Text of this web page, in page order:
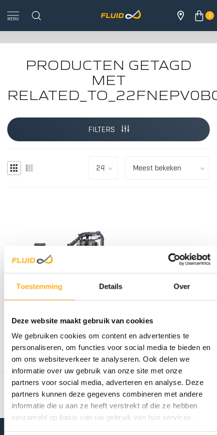
Toestemming Details Over
Deze website maakt gebruik van cookies
We gebruiken cookies om content en advertenties te
personaliseren, om functies voor social media te bieden en
om ons websiteverkeer te analyseren. Ook delen we
informatie over uw gebruik van onze site met onze
partners voor social media, adverteren en analyse. Deze
partners kunnen deze gegevens combineren met andere
informatie die u aan ze heeft verstrekt of die ze hebben
verzameld op basis van uw gebruik van hun services.
ALLE
MENU
0
PRODUCTEN GETAGD
MET
FILTERS
€1.349,00
Op voorraad
Toon 1-1van 1